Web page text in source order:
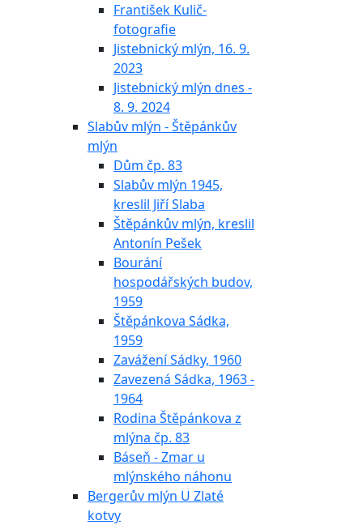
František Kulič-
fotografie
Jistebnický mlýn, 16. 9.
2023
Jistebnický mlýn dnes -
8. 9. 2024
Slabův mlýn - Štěpánkův
mlýn
Dům čp. 83
Slabův mlýn 1945,
kreslil Jiří Slaba
Štěpánkův mlýn, kreslil
Antonín Pešek
Bourání
hospodářských budov,
1959
Štěpánkova Sádka,
1959
Zavážení Sádky, 1960
Zavezená Sádka, 1963 -
1964
Rodina Štěpánkova z
mlýna čp. 83
Báseň - Zmar u
mlýnského náhonu
Bergerův mlýn U Zlaté
kotvy